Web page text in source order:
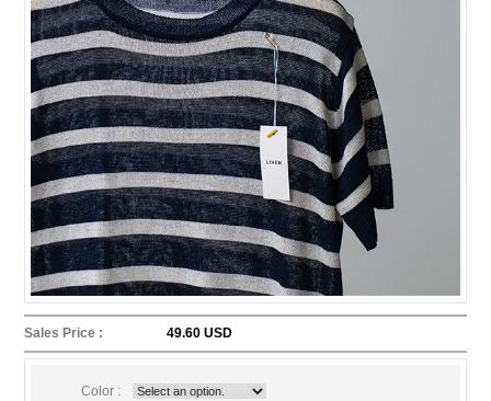
Sales Price : 49.60 USD
Color :